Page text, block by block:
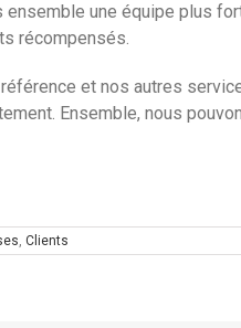
une équipe plus
récompensés.
et nos autres
Ensemble, nous
, Clients